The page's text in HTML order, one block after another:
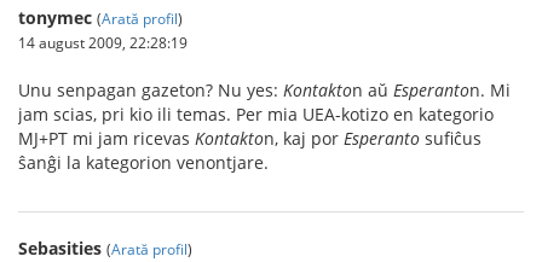
tonymec (Arată profil)
14 august 2009, 22:28:19
Unu senpagan gazeton? Nu yes: Kontakton aŭ Esperanton. Mi
jam scias, pri kio ili temas. Per mia UEA-kotizo en kategorio
MJ+PT mi jam ricevas Kontakton, kaj por Esperanto sufiĉus
ŝanĝi la kategorion venontjare.
Sebasities (Arată profil)